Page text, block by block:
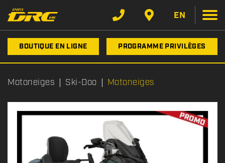
EN
BOUTIQUE EN LIGNE PROGRAMME PRIVILÈGES
Motoneiges Ski-Doo Motoneiges